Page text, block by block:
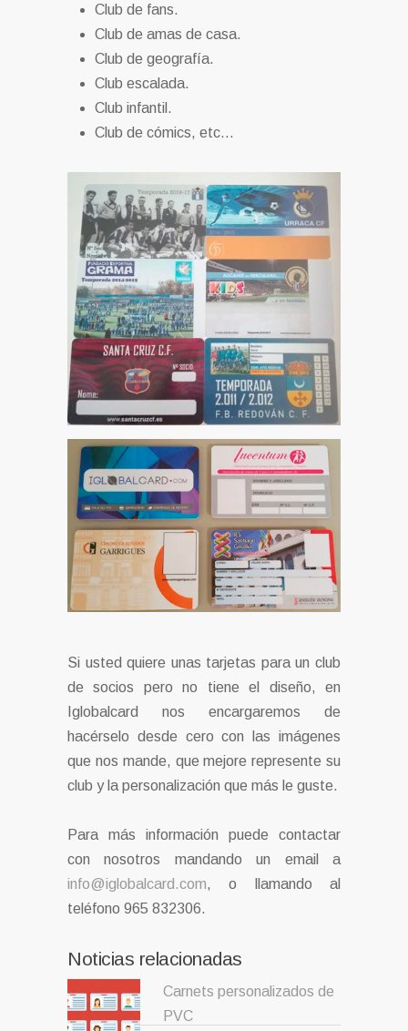
Club de fans.
Club de amas de casa.
Club de geografía.
Club escalada.
Club infantil.
Club de cómics, etc…
Si usted quiere unas tarjetas para un club
de socios pero no tiene el diseño, en
Iglobalcard nos encargaremos de
hacérselo desde cero con las imágenes
que nos mande, que mejore represente su
club y la personalización que más le guste.
Para más información puede contactar
con nosotros mandando un email a
info@iglobalcard.com, o llamando al
teléfono 965 832306.
Noticias relacionadas
Carnets personalizados de
PVC